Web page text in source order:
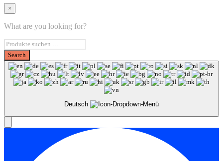
×
What are you looking for?
Deutsch